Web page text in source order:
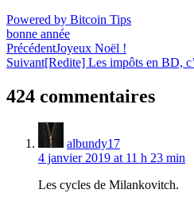
Powered by Bitcoin Tips
bonne année
Navigation
de
l’article
PrécédentJoyeux Noël !
Suivant[Redite] Les impôts en BD,
424 commentaires
albundy17
4 janvier 2019 at 11 h 23 min
Les cycles de Milankovitch.